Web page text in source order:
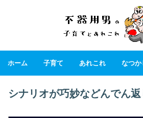
ホーム 子育て あれこれ なつか
シナリオが巧妙などんでん